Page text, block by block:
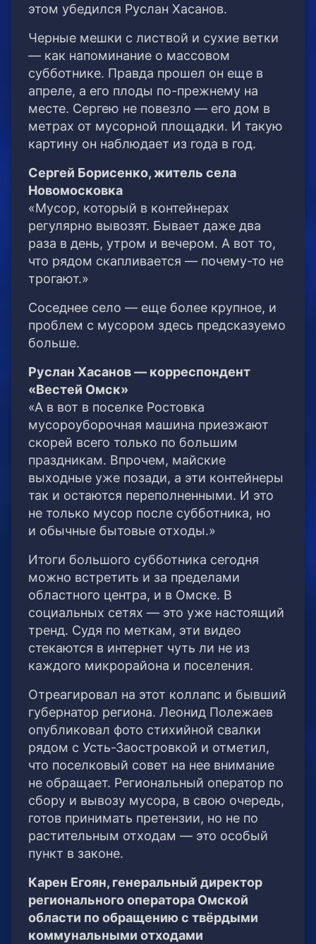
этом убедился Руслан Хасанов.
Черные мешки с листвой и сухие ветки
— как напоминание о массовом
субботнике. Правда прошел он еще в
апреле, а его плоды по-прежнему на
месте. Сергею не повезло — его дом в
метрах от мусорной площадки. И такую
картину он наблюдает из года в год.
Сергей Борисенко, житель села
Новомосковка
«Мусор, который в контейнерах
регулярно вывозят. Бывает даже два
раза в день, утром и вечером. А вот то,
что рядом скапливается — почему-то не
трогают.»
Соседнее село — еще более крупное, и
проблем с мусором здесь предсказуемо
больше.
Руслан Хасанов — корреспондент
«Вестей Омск»
«А в вот в поселке Ростовка
мусороуборочная машина приезжают
скорей всего только по большим
праздникам. Впрочем, майские
выходные уже позади, а эти контейнеры
так и остаются переполненными. И это
не только мусор после субботника, но
и обычные бытовые отходы.»
Итоги большого субботника сегодня
можно встретить и за пределами
областного центра, и в Омске. В
социальных сетях — это уже настоящий
тренд. Судя по меткам, эти видео
стекаются в интернет чуть ли не из
каждого микрорайона и поселения.
Отреагировал на этот коллапс и бывший
губернатор региона. Леонид Полежаев
опубликовал фото стихийной свалки
рядом с Усть-Заостровкой и отметил,
что поселковый совет на нее внимание
не обращает. Региональный оператор по
сбору и вывозу мусора, в свою очередь,
готов принимать претензии, но не по
растительным отходам — это особый
пункт в законе.
Карен Егоян, генеральный директор
регионального оператора Омской
области по обращению с твёрдыми
коммунальными отходами